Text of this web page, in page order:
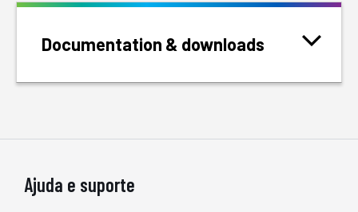
Documentation & downloads
Ajuda e suporte